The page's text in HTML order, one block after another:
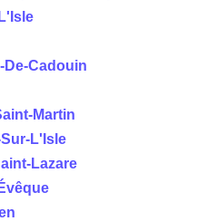
De-Cadouin
Martin
L'Isle
Lazare